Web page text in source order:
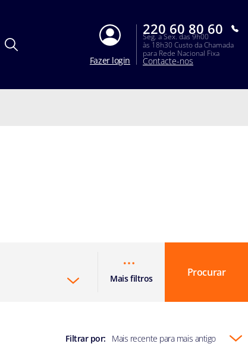
Fazer login
220 60 80 60
Seg. a Sex. das 9h00
às 18h30 Custo da Chamada
para Rede Nacional Fixa
Contacte-nos
Mais filtros Procurar
Filtrar por: Mais recente para mais antigo